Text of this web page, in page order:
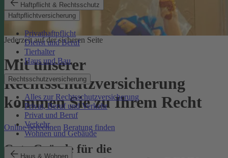
Haftpflicht & Rechtsschutz
Haftpflichtversicherung
Privathaftpflicht
Dienst und Beruf
Tierhalter
Haus und Bau
Rechtsschutzversicherung
Alles zur Rechtsschutzversicherung
Privat, Beruf und Verkehr
Privat und Beruf
Verkehr
Wohnen und Gebäude
Haus & Wohnen
Jederzeit auf der sicheren Seite
Mit unserer
Rechtsschutzversicherung
kommen Sie zu Ihrem Recht
Online berechnen Beratung finden
Gute Gründe für die